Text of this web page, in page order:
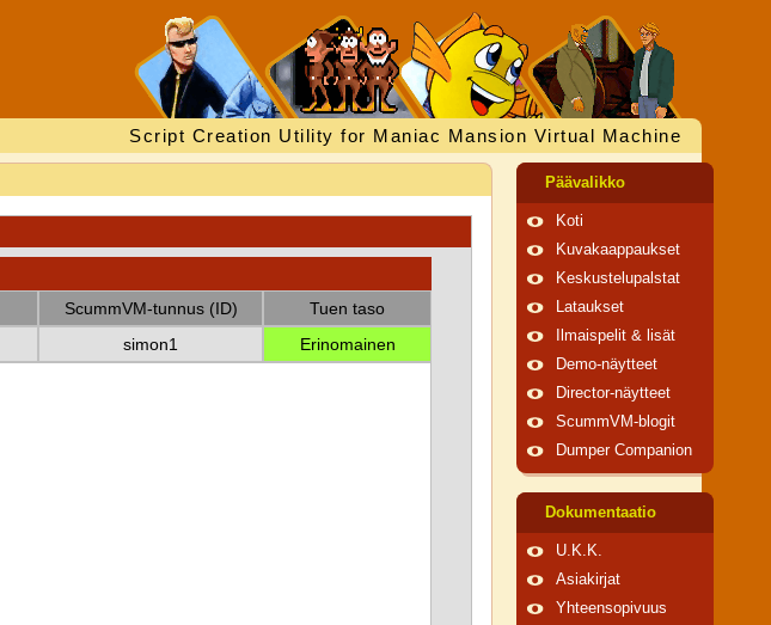
Script Creation Utility for Maniac Mansion Virtual Machine
ScummVM-tunnus (ID)
Tuen taso
simon1 Erinomainen
Päävalikko
Koti
Kuvakaappaukset
Keskustelupalstat
Lataukset
Ilmaispelit & lisät
Demo-näytteet
Director-näytteet
ScummVM-blogit
Dumper Companion
Dokumentaatio
U.K.K.
Asiakirjat
Yhteensopivuus